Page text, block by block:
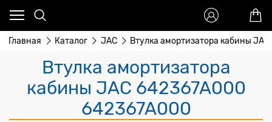
Главная Каталог JAC Втулка амортизатора кабины JAC
Втулка амортизатора
кабины JAC 642367A000
642367A000